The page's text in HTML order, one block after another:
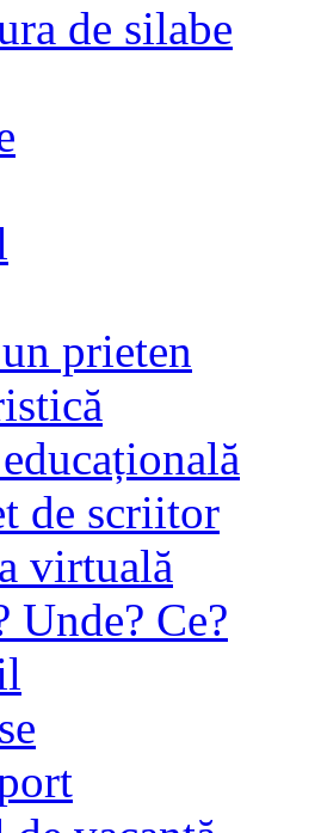
de silabe
prieten
de scriitor
virtuală
Unde? Ce?